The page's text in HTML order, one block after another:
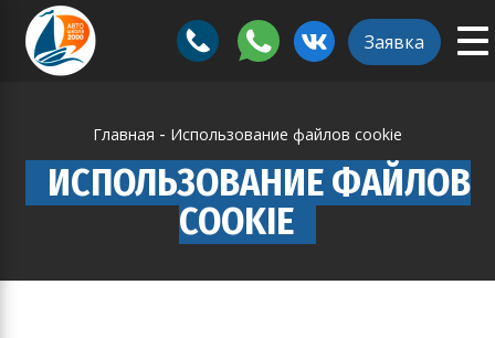
Заявка
Главная - Использование файлов cookie
ИСПОЛЬЗОВАНИЕ ФАЙЛОВ
COOKIE